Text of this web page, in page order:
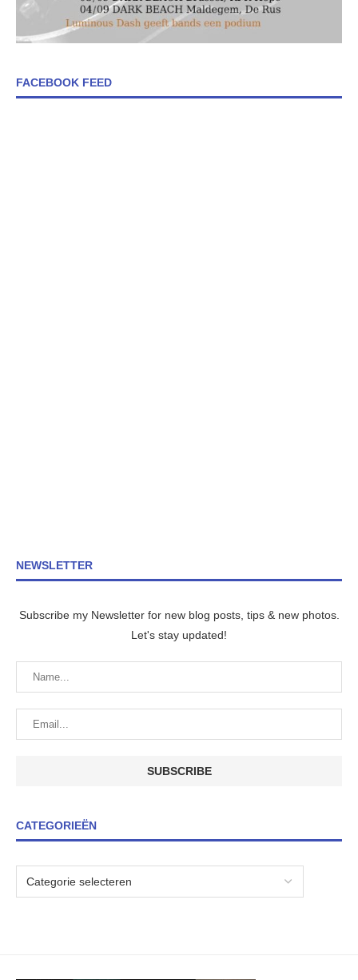
FACEBOOK FEED
NEWSLETTER
Subscribe my Newsletter for new blog posts, tips & new photos.
Let's stay updated!
CATEGORIEËN